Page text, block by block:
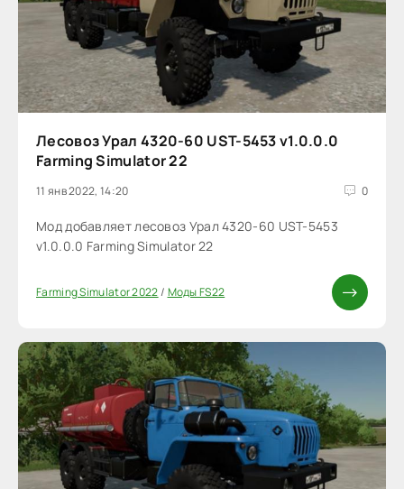
Лесовоз Урал 4320-60 UST-5453 v1.0.0.0
Farming Simulator 22
11 янв 2022, 14:20 0
Мод добавляет лесовоз Урал 4320-60 UST-5453
v1.0.0.0 Farming Simulator 22
Farming Simulator 2022/ Моды FS22